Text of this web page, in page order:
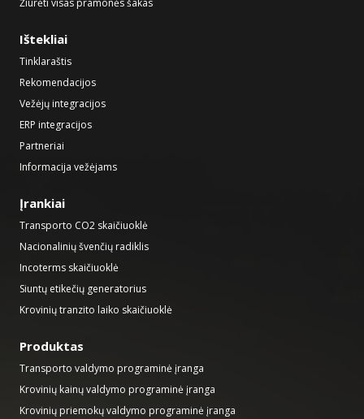
Žiūrėti visas pramonės šakas
Ištekliai
Tinklaraštis
Rekomendacijos
Vežėjų integracijos
ERP integracijos
Partneriai
Informacija vežėjams
Įrankiai
Transporto CO2 skaičiuoklė
Nacionalinių švenčių radiklis
Incoterms skaičiuoklė
Siuntų etikečių generatorius
Krovinių tranzito laiko skaičiuoklė
Produktas
Transporto valdymo programinė įranga
Krovinių kainų valdymo programinė įranga
Krovinių priemokų valdymo programinė įranga